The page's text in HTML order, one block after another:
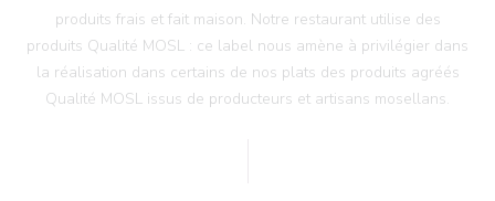
produits frais et fait maison. Notre restaurant utilise des
produits Qualité MOSL : ce label nous amène à privilégier dans
la réalisation dans certains de nos plats des produits agréés
Qualité MOSL issus de producteurs et artisans mosellans.